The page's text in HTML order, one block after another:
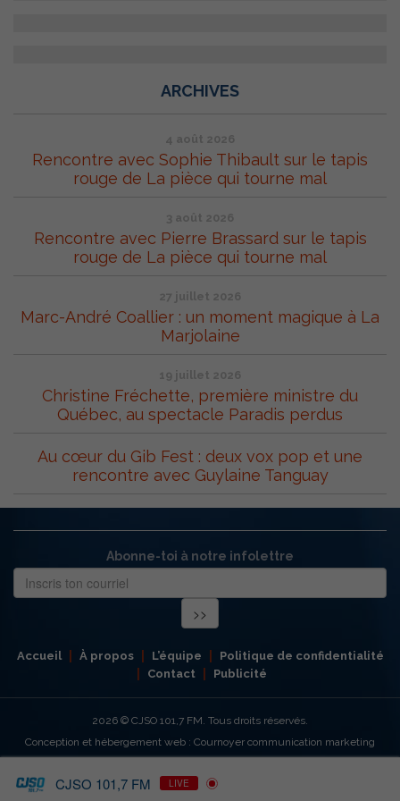
ARCHIVES
4 août 2026
Rencontre avec Sophie Thibault sur le tapis
rouge de La pièce qui tourne mal
3 août 2026
Rencontre avec Pierre Brassard sur le tapis
rouge de La pièce qui tourne mal
27 juillet 2026
Marc-André Coallier : un moment magique à La
Marjolaine
19 juillet 2026
Christine Fréchette, première ministre du
Québec, au spectacle Paradis perdus
Au cœur du Gib Fest : deux vox pop et une
rencontre avec Guylaine Tanguay
Abonne-toi à notre infolettre
Accueil À propos L’équipe
Politique de confidentialité
Contact
Publicité
2026 © CJSO 101,7 FM. Tous droits réservés.
Conception et hébergement web : Cournoyer communication marketing
CJSO 101,7 FM LIVE